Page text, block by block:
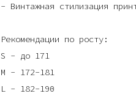
- Винтажная стилизация
Рекомендации по росту:
S - до 171
M - 172-181
L - 182-190